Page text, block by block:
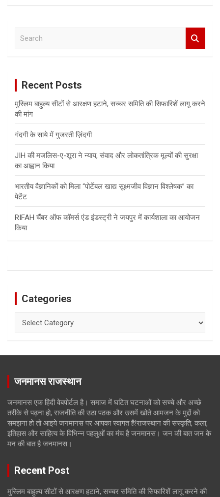
Recent Posts
मुस्लिम बाहुल्य सीटों से आरक्षण हटाने, सच्चर समिति की सिफारिशें लागू करने
की मांग
गंदगी के साये में गुजरती ज़िंदगी
JIH की मजलिस-ए-शूरा ने न्याय, संवाद और लोकतांत्रिक मूल्यों की सुरक्षा
का आह्वान किया
भारतीय वैज्ञानिकों को मिला “पोर्टेबल खाद्य सूक्ष्मजीव विज्ञान विश्लेषक” का
पेटेंट
RIFAH चैंबर ऑफ कॉमर्स एंड इंडस्ट्री ने जयपुर में कार्यशाला का आयोजन
किया
Categories
जनमानस राजस्थान
जनमानस एक हिंदी वेबपोर्टल है। समाज में घटित घटनाओं को सच्चे और अच्छे
तरीके से पढ़ना हो, राजनीति की उठा पठक और उसमें खोते आमजन के मुद्दों को
समझना हो तो आइये जनमानस पर आपका स्वागत है!राजस्थान की संस्कृति, कला,
इतिहास और साहित्य के विभिन्न पहलुओं का मंच है जनमानस। जन की बात जन के
मन की बात है जनमानस।
Recent Post
मुस्लिम बाहुल्य सीटों से आरक्षण हटाने, सच्चर समिति की सिफारिशें लागू करने की